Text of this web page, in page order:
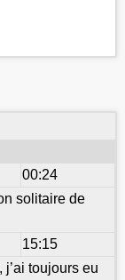
00:24
solitaire de
15:15
toujours eu